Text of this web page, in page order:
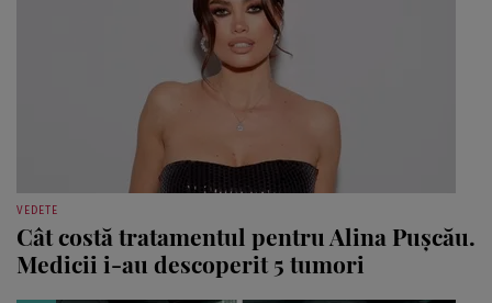
VEDETE
Cât costă tratamentul pentru Alina Pușcău.
Medicii i-au descoperit 5 tumori